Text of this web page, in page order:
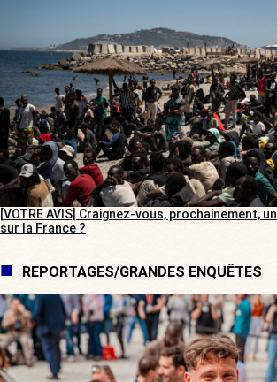
[VOTRE AVIS] Craignez-vous, prochainement,
sur la France ?
REPORTAGES/GRANDES ENQUÊTES